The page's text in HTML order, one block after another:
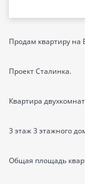
Продам квартиру на
Проект Сталинка.
Квартира
3 этаж 3 этажного
Общая площадь